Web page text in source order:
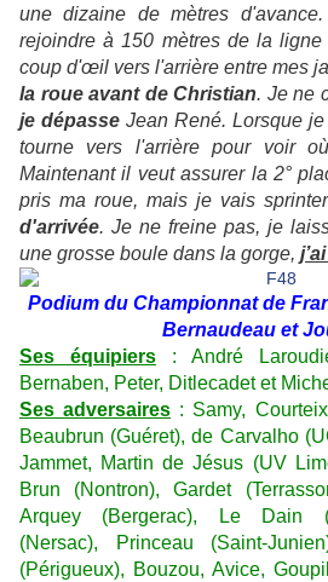
une dizaine de mètres
rejoindre à 150 mètres de la
coup d'œil vers l'arrière entre mes
la roue avant de Christian. Je ne
je dépasse Jean René. Lorsque
tourne vers l'arrière pour voir
Maintenant il veut assurer la 2°
pris ma roue, mais je vais sprinter
d'arrivée. Je ne freine pas, je
une grosse boule dans la gorge,
Podium du Championnat de
Bernaudeau et
Ses équipiers : André
Bernaben, Peter, Ditlecadet et
Ses adversaires : Samy,
Beaubrun (Guéret), de Carvalho
Jammet, Martin de Jésus (UV
Brun (Nontron), Gardet
Arquey (Bergerac), Le Dain
(Nersac), Princeau (Saint-
(Périgueux), Bouzou, Avice,